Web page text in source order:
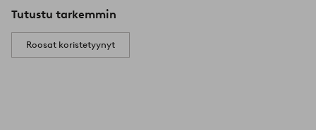
Tutustu tarkemmin
Roosat koristetyynyt